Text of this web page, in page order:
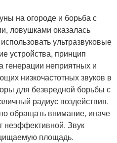
на огороде и борьба с
ловушками оказалась
ультразвуковые
устройства, принцип
генерации неприятных и
низкочастотных звуков в
для безвредной борьбы с
радиус воздействия.
обращать внимание, иначе
неэффективной. Звук
площадь.